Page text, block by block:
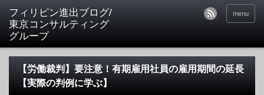
フィリピン進出ブログ/
東京コンサルティング
グループ
menu
【労働裁判】要注意！有期雇用社員の雇用期間の延長
【実際の判例に学ぶ】